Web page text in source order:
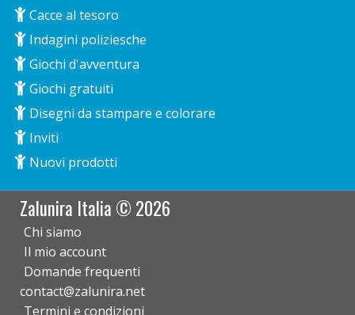
Cacce al tesoro
Indagini poliziesche
Giochi d'avventura
Giochi gratuiti
Disegni da stampare e colorare
Inviti
Nuovi prodotti
Zalunira Italia © 2026
Chi siamo
Il mio account
Domande frequenti
contact@zalunira.net
Termini e condizioni